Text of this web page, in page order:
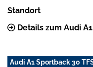
Standort
Details zum Audi
Audi A1 Sportback 30